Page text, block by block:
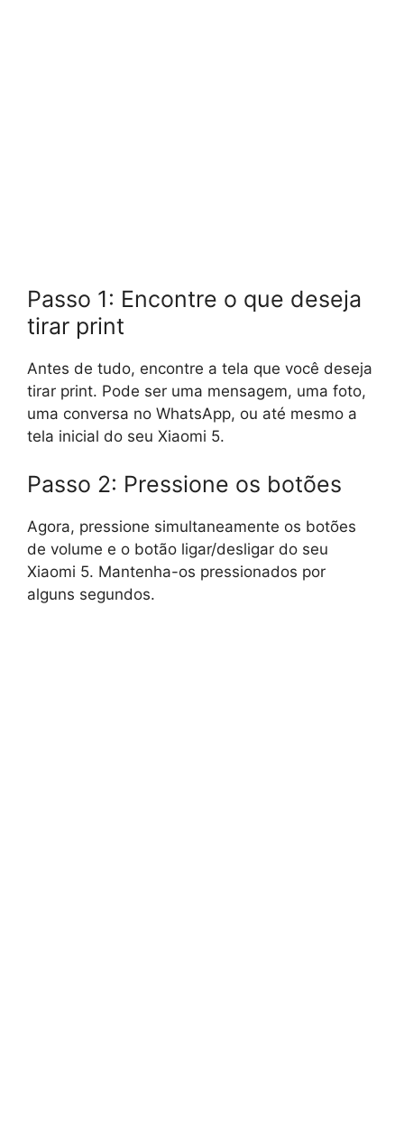
Passo 1: Encontre o que deseja
tirar print
Antes de tudo, encontre a tela que você deseja
tirar print. Pode ser uma mensagem, uma foto,
uma conversa no WhatsApp, ou até mesmo a
tela inicial do seu Xiaomi 5.
Passo 2: Pressione os botões
Agora, pressione simultaneamente os botões
de volume e o botão ligar/desligar do seu
Xiaomi 5. Mantenha-os pressionados por
alguns segundos.